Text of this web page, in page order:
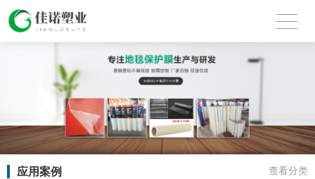
应用案例 查看分类